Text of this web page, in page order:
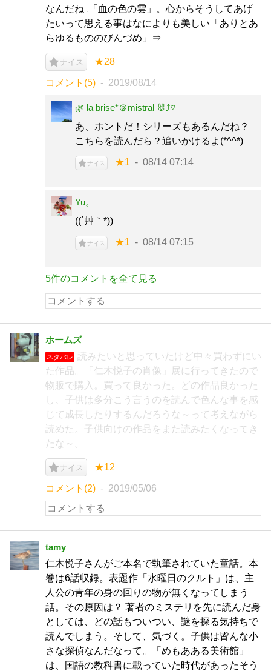
なんだね‥「血の色の雲」。心からそうしてあげ
たいって思える事はなによりも美しい「ありとあ
らゆるもののびんづめ」⇒
ナイス ★28
コメント(5) 2019/08/14
🌿 la brise*＠mistral 🐰⤴︎♡
あ、ホントだ！シリーズもあるんだね？
こちらを読んだら？追いかけるよ(*^^*)
ナイス ★1 08/14 07:14
Yu。
((´艸｀*))
ナイス ★1 08/14 07:15
5件のコメントを全て見る
ホームズ
ネタバレ
読みたいと思っていたけど中々買わずにい
た作品。「仁木悦子の肖像」展に行ってきたので
物販で購入。買って良かった。どの作品良かった
し、子供は多分こう言うのを読んで色んな事を感
じて成長したりするんだろうな～って考えながら
読めた。子供向けの作品をまた読みたくなってき
たな～。
ナイス ★12
コメント(2) 2019/05/06
tamy
仁木悦子さんがご本名で執筆されていた童話。本
巻は6話収録。表題作「水曜日のクルト」は、主
人公の青年の身の回りの物が無くなってしまう
話。その原因は？ 著者のミステリを先に読んだ身
としては、どの話もついつい、謎を探る気持ちで
読んでしまう。そして、気づく。子供は皆んな小
さな探偵なんだなって。「めもあある美術館」
は、国語の教科書に載っていた時代があったそう